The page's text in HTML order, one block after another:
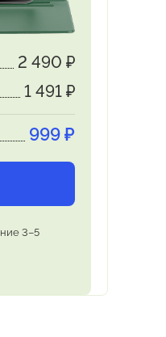
2 490 ₽
1 491 ₽
999₽
3–5